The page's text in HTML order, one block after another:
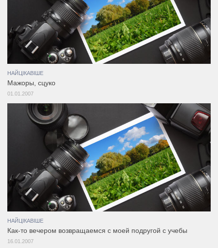
НАЙЦІКАВІШЕ
Мажоры, сцуко
01.01.2007
НАЙЦІКАВІШЕ
Как-то вечером возвращаемся с моей подругой с учебы
16.01.2007